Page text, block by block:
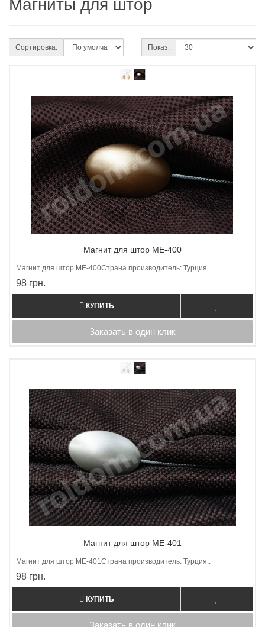
Магниты для штор
Сортировка: Показ:
Магнит для штор ME-400
Магнит для штор МE-400Страна производитель: Турция..
98 грн.
КУПИТЬ
Заказать в один клик
Магнит для штор ME-401
Магнит для штор МE-401Страна производитель: Турция..
98 грн.
КУПИТЬ
Заказать в один клик